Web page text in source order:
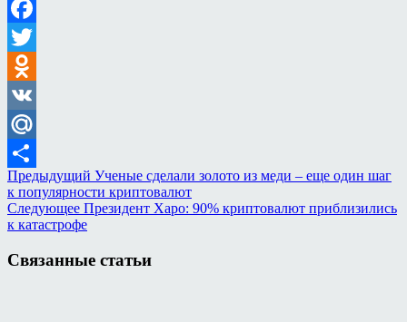
Facebook
Twitter
Odnoklassniki
VK
Mail.Ru
Отправить
Предыдущий Ученые сделали золото из меди – еще один шаг
к популярности криптовалют
Следующее Президент Xapo: 90% криптовалют приблизились
к катастрофе
Связанные статьи